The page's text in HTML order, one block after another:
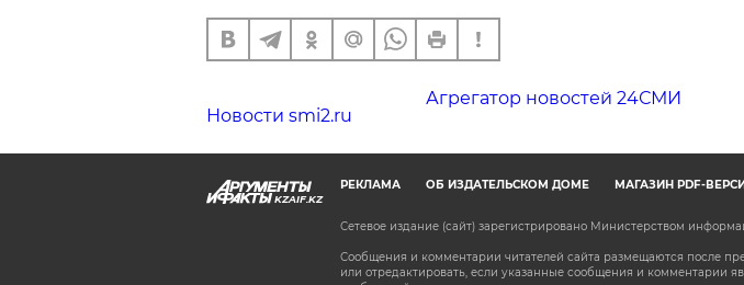
Агрегатор новостей 24СМИ
Новости smi2.ru
KZAIF.KZ
РЕКЛАМА ОБ ИЗДАТЕЛЬСКОМ ДОМЕ МАГАЗИН PDF-
Сетевое издание (сайт) зарегистрировано Министерством
Сообщения и комментарии читателей сайта размещаются после
или отредактировать, если указанные сообщения и